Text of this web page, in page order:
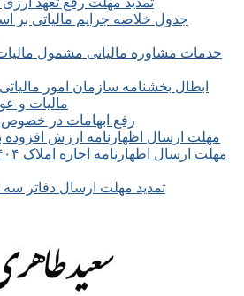
جدول خلاصه جرایم مالیاتی بر
خدمات مشاوره مالیاتی مشمول
ابطال بخشنامه سازمان امور
مالیات و
رفع ابهامات در خصوص
مهلت ارسال اظهارنامه ارزش افزوده بهار ۱۴۰۵
تمدید مهلت ارسال دفاتر سه